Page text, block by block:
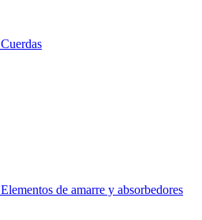
Cuerdas
Elementos de amarre y absorbedores